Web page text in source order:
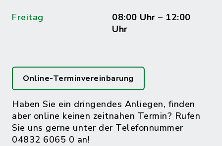
Freitag
08:00 Uhr – 12:00
Uhr
Online-Terminvereinbarung
Haben Sie ein dringendes Anliegen, finden
aber online keinen zeitnahen Termin? Rufen
Sie uns gerne unter der Telefonnummer
04832 6065 0 an!